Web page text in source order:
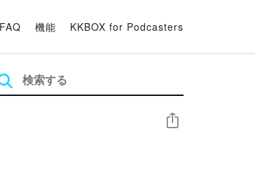
FAQ 機能 KKBOX for Podcasters
シェア